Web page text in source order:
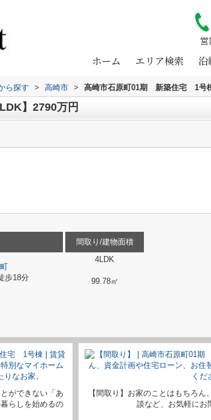
ホーム エリア検索 沿
ら探す > 高崎市 > 高崎市石原町01期 新築住宅 1号
】2790万円
歩18分
間取り/建物面積
4LDK
99.78㎡
ができない「あ
らしを始めるの
【間取り】お家のことはもちろ
談など、お気軽にお